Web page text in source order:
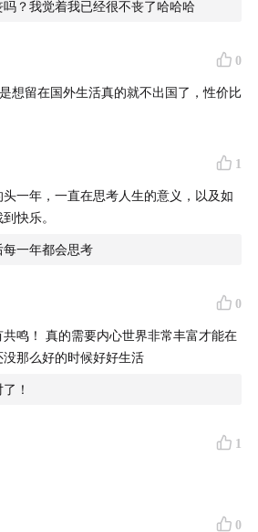
吗？我觉着我已经很不丧了哈哈哈
0
想留在国外生活真的就不出国了，性价比
1
一年，一直在思考人生的意义，以及如
快乐。
每一年都会思考
0
鸣！ 真的需要内心世界非常丰富才能在
那么好的时候好好生活
！
1
0